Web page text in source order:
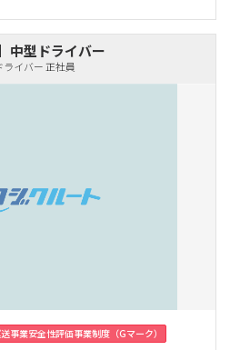
中型ドライバー
イバー 正社員
事業安全性評価事業制度（Gマーク）